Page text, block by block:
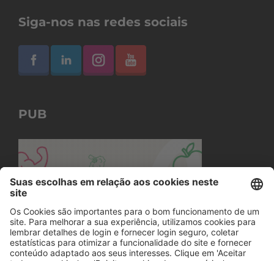
Siga-nos nas redes sociais
PUB